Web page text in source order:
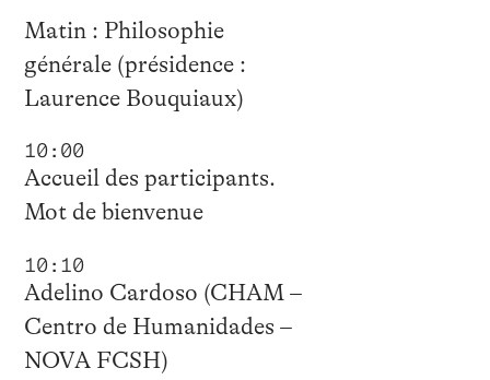
Matin : Philosophie
générale (présidence :
Laurence Bouquiaux)
10:00
Accueil des participants.
Mot de bienvenue
10:10
Adelino Cardoso (CHAM –
Centro de Humanidades –
NOVA FCSH)